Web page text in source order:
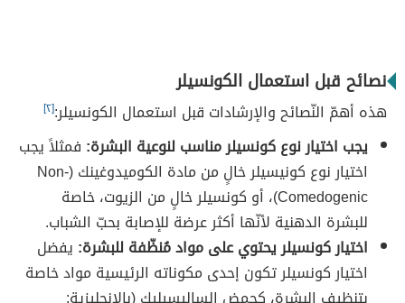
نصائح قبل استعمال الكونسيلر
هذه أهمّ النّصائح والإرشادات قبل استعمال الكونسيلر:[٢]
يجب اختيار نوع كونسيلر مناسب لنوعية البشرة: فمثلاً يجب
اختيار نوع كونيسيلر خالٍ من مادة الكوميدوغينك (Non-
Comedogenic)، أو كونسيلر خالٍ من الزيوت، خاصة
للبشرة الدهنية لأنّها أكثر عرضة للإصابة بحبّ الشباب.
اختيار كونسيلر يحتوي على مواد مُنظّفة للبشرة: يفضل
اختيار كونسيلر تكون إحدى مكوناته الرئيسية مواد خاصة